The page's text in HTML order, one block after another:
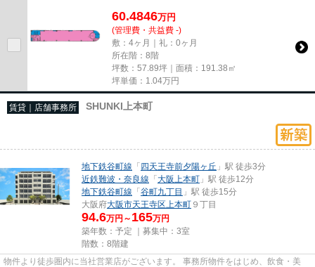
60.4846万円
(管理費・共益費 -)
敷：4ヶ月｜礼：0ヶ月
所在階：8階
坪数：57.89坪｜面積：191.38㎡
坪単価： 1.04万円
賃貸｜店舗事務所 SHUNKI上本町
地下鉄谷町線 「四天王寺前夕陽ヶ丘 」駅 徒歩3分
近鉄難波・奈良線 「大阪上本町 」駅 徒歩12分
地下鉄谷町線 「谷町九丁目 」駅 徒歩15分
大阪府大阪市天王寺区 上本町 ９丁目
94.6万円～ 165万円
築年数：予定 ｜募集中： 3室
階数：8階建
物件より徒歩圏内に当社営業店がございます。 事務所物件をはじめ、飲食・美